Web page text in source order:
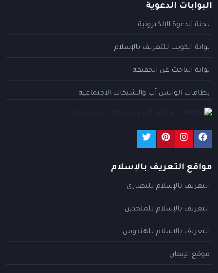
البوابات الدعوية
لجنة الدعوة الإلكترونية
بوابة الكويت للتعريف بالإسلام
بوابة الباحث عن الحقيقة
بطاقات الواتس آب والشبكات الاجتماعية
مواقع التعريف بالإسلام
التعريف بالإسلام للنصارى
التعريف بالإسلام للملحدين
التعريف بالإسلام للهندوس
موقع الإيمان